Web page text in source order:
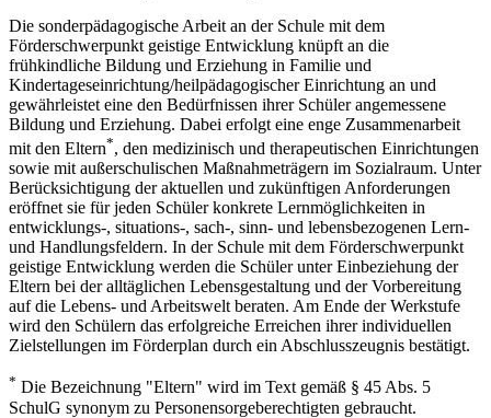
Die sonderpädagogische Arbeit an der Schule mit dem
Förderschwerpunkt geistige Entwicklung knüpft an die
frühkindliche Bildung und Erziehung in Familie und
Kindertageseinrichtung/heilpädagogischer Einrichtung an und
gewährleistet eine den Bedürfnissen ihrer Schüler angemessene
Bildung und Erziehung. Dabei erfolgt eine enge Zusammenarbeit
mit den Eltern*, den medizinisch und therapeutischen Einrichtungen
sowie mit außerschulischen Maßnahmeträgern im Sozialraum. Unter
Berücksichtigung der aktuellen und zukünftigen Anforderungen
eröffnet sie für jeden Schüler konkrete Lernmöglichkeiten in
entwicklungs-, situations-, sach-, sinn- und lebensbezogenen Lern-
und Handlungsfeldern. In der Schule mit dem Förderschwerpunkt
geistige Entwicklung werden die Schüler unter Einbeziehung der
Eltern bei der alltäglichen Lebensgestaltung und der Vorbereitung
auf die Lebens- und Arbeitswelt beraten. Am Ende der Werkstufe
wird den Schülern das erfolgreiche Erreichen ihrer individuellen
Zielstellungen im Förderplan durch ein Abschlusszeugnis bestätigt.
* Die Bezeichnung "Eltern" wird im Text gemäß § 45 Abs. 5
SchulG synonym zu Personensorgeberechtigten gebraucht.